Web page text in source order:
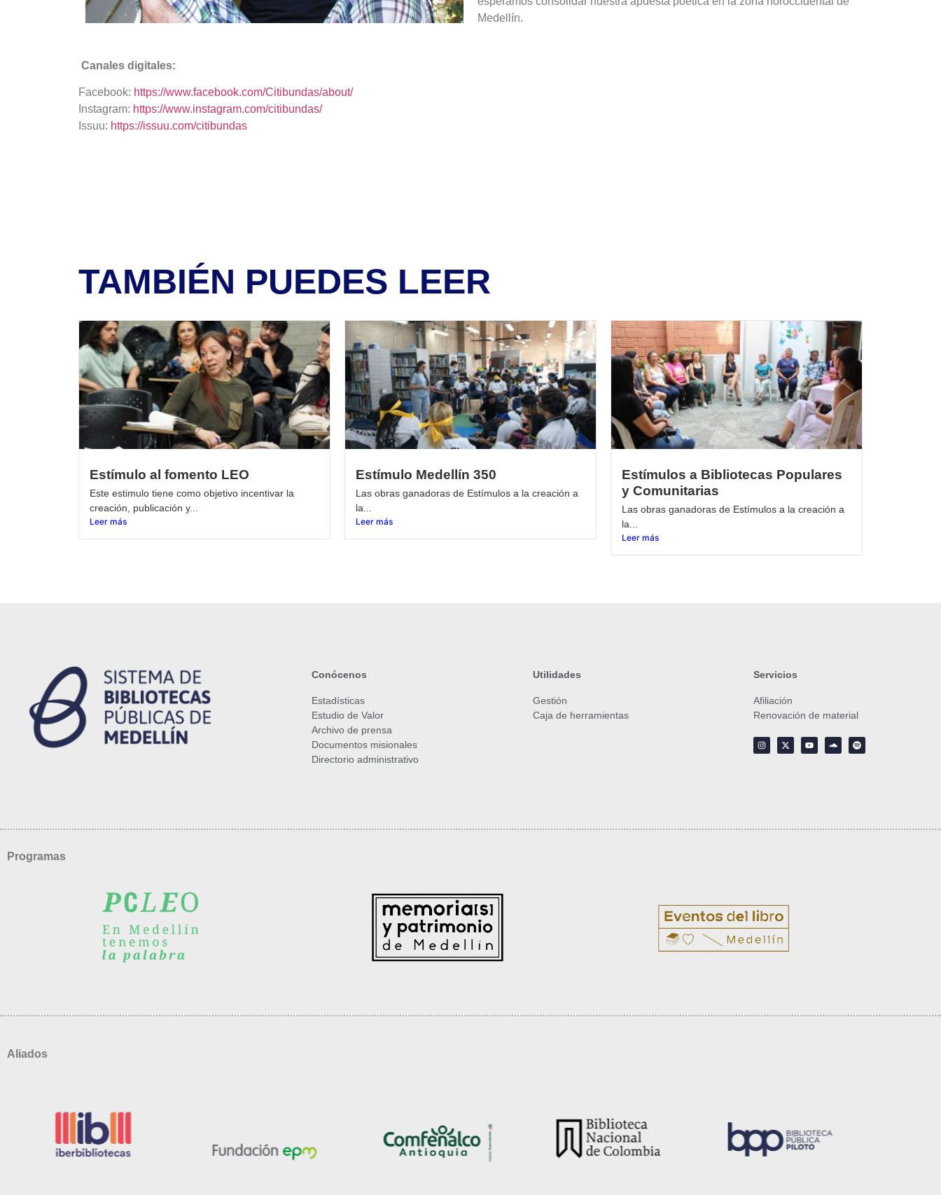
Medellín.
Canales digitales:
Facebook: https://www.facebook.com/Citibundas/about/
Instagram: https://www.instagram.com/citibundas/
Issuu: https://issuu.com/citibundas
TAMBIÉN PUEDES LEER
Estímulo al fomento LEO
Este estimulo tiene como objetivo incentivar la
creación, publicación y...
Leer más
Estímulo Medellín 350
Las obras ganadoras de Estímulos a la creación a
la...
Leer más
Estímulos a Bibliotecas Populares
y Comunitarias
Las obras ganadoras de Estímulos a la creación a
la...
Leer más
Conócenos
Estadísticas
Estudio de Valor
Archivo de prensa
Documentos misionales
Directorio administrativo
Utilidades
Gestión
Caja de herramientas
Servicios
Afiliación
Renovación de material
Programas
Aliados